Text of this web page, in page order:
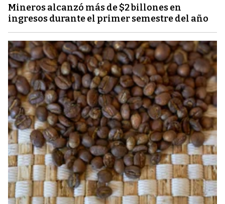
Mineros alcanzó más de $2 billones en
ingresos durante el primer semestre del año